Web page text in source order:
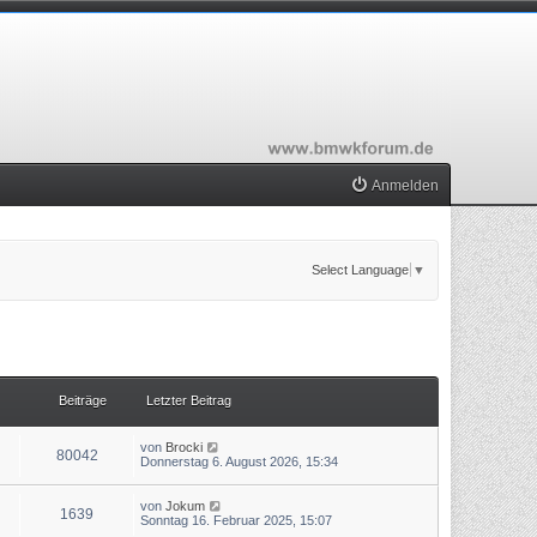
Anmelden
Select Language ▼
Beiträge Letzter Beitrag
80042 von Brocki
e
e
s
t
Donnerstag 6. August 2026, 15:34
1639 von Jokum
e
Sonntag 16. Februar 2025, 15:07